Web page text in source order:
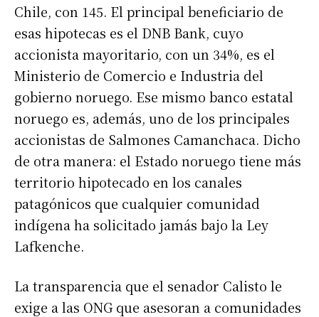
Chile, con 145. El principal beneficiario de
esas hipotecas es el DNB Bank, cuyo
accionista mayoritario, con un 34%, es el
Ministerio de Comercio e Industria del
gobierno noruego. Ese mismo banco estatal
noruego es, además, uno de los principales
accionistas de Salmones Camanchaca. Dicho
de otra manera: el Estado noruego tiene más
territorio hipotecado en los canales
patagónicos que cualquier comunidad
indígena ha solicitado jamás bajo la Ley
Lafkenche.
La transparencia que el senador Calisto le
exige a las ONG que asesoran a comunidades